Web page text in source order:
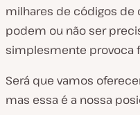
milhares de códigos
podem ou não ser
simplesmente provoca
Será que vamos
mas essa é a nossa